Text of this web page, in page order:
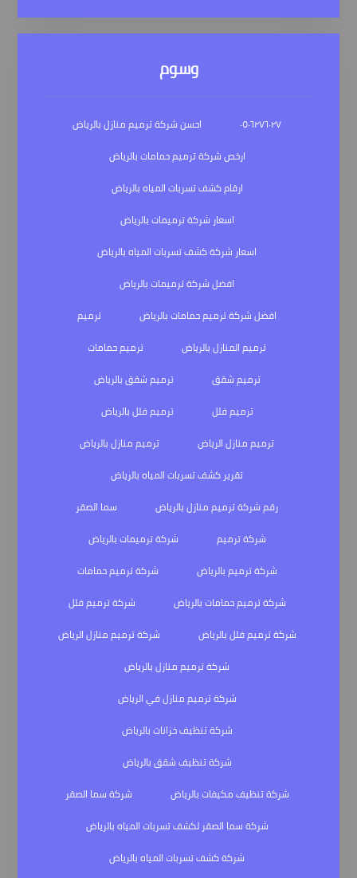
وسوم
٠٥٠٦٢٧٦٠٢٧
احسن شركة ترميم منازل بالرياض
ارخص شركة ترميم حمامات بالرياض
ارقام كشف تسربات المياه بالرياض
اسعار شركة ترميمات بالرياض
اسعار شركة كشف تسربات المياه بالرياض
افضل شركة ترميمات بالرياض
افضل شركة ترميم حمامات بالرياض
ترميم
ترميم المنازل بالرياض
ترميم حمامات
ترميم شقق
ترميم شقق بالرياض
ترميم فلل
ترميم فلل بالرياض
ترميم منازل الرياض
ترميم منازل بالرياض
تقرير كشف تسربات المياه بالرياض
رقم شركة ترميم منازل بالرياض
سما الصقر
شركة ترميم
شركة ترميمات بالرياض
شركة ترميم بالرياض
شركة ترميم حمامات
شركة ترميم حمامات بالرياض
شركة ترميم فلل
شركة ترميم فلل بالرياض
شركة ترميم منازل الرياض
شركة ترميم منازل بالرياض
شركة ترميم منازل في الرياض
شركة تنظيف خزانات بالرياض
شركة تنظيف شقق بالرياض
شركة تنظيف مكيفات بالرياض
شركة سما الصقر
شركة سما الصقر لكشف تسربات المياه بالرياض
شركة كشف تسربات المياه بالرياض